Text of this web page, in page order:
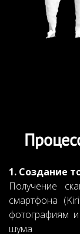
1. Создание
Получение
смартфона
фотографиям
шума